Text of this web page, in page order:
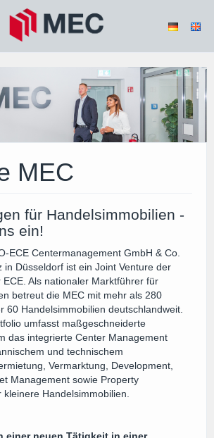
MEC
für Handelsimmobilien -
ein!
ECE Centermanagement GmbH & Co.
in Düsseldorf ist ein Joint Venture der
ECE. Als nationaler Marktführer für
betreut die MEC mit mehr als 280
60 Handelsimmobilien deutschlandweit.
umfasst maßgeschneiderte
das integrierte Center Management
und technischem
Vermarktung, Development,
Management sowie Property
Handelsimmobilien.